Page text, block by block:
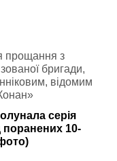
прощання з
бригади,
відомим
серія
поранених 10-